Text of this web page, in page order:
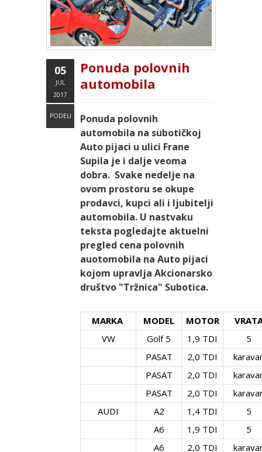
05
JUL
2017
PODELI
Ponuda polovnih
automobila
Ponuda polovnih
automobila na subotičkoj
Auto pijaci u ulici Frane
Supila je i dalje veoma
dobra. Svake nedelje na
ovom prostoru se okupe
prodavci, kupci ali i ljubitelji
automobila. U nastvaku
teksta pogledajte aktuelni
pregled cena polovnih
auotomobila na Auto pijaci
kojom upravlja Akcionarsko
društvo "Tržnica" Subotica.
MARKA MODEL MOTOR
VW
Golf 5 1,9 TDI
5
PASAT
2,0 TDI
PASAT
2,0 TDI
PASAT
2,0 TDI
AUDI
A2 1,4 TDI
5
A6
1,9 TDI
5
A6
2,0 TDI